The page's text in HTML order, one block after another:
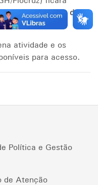
e
25 de outubro de
atividade e os
para acesso.
Política e Gestão
de Atenção